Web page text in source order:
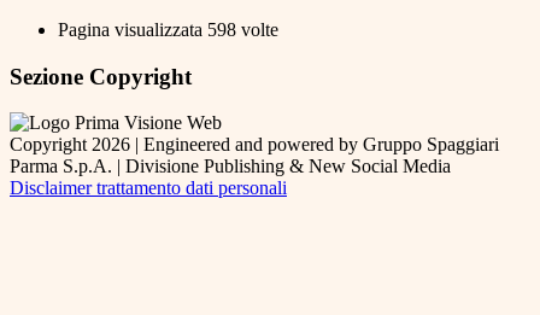
Pagina visualizzata 598 volte
Sezione Copyright
Copyright 2026 | Engineered and powered by Gruppo Spaggiari
Parma S.p.A. | Divisione Publishing & New Social Media
Disclaimer trattamento dati personali